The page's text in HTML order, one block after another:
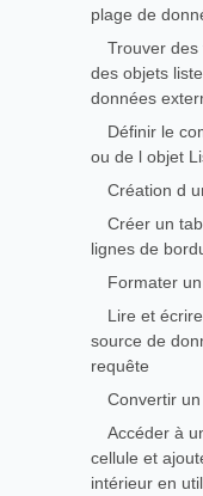
plage de
Trouver
des objets
données
Définir le
ou de l objet
Création d
Créer un
lignes de
Formater
Lire et
source de
requête
Convertir
Accéder à
cellule et
intérieur en